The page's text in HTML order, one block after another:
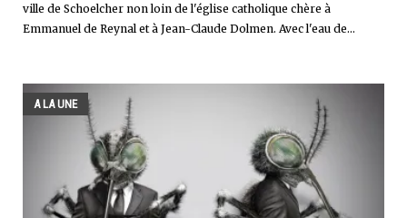
ville de Schoelcher non loin de l'église catholique chère à
Emmanuel de Reynal et à Jean-Claude Dolmen. Avec l'eau de...
A LA UNE